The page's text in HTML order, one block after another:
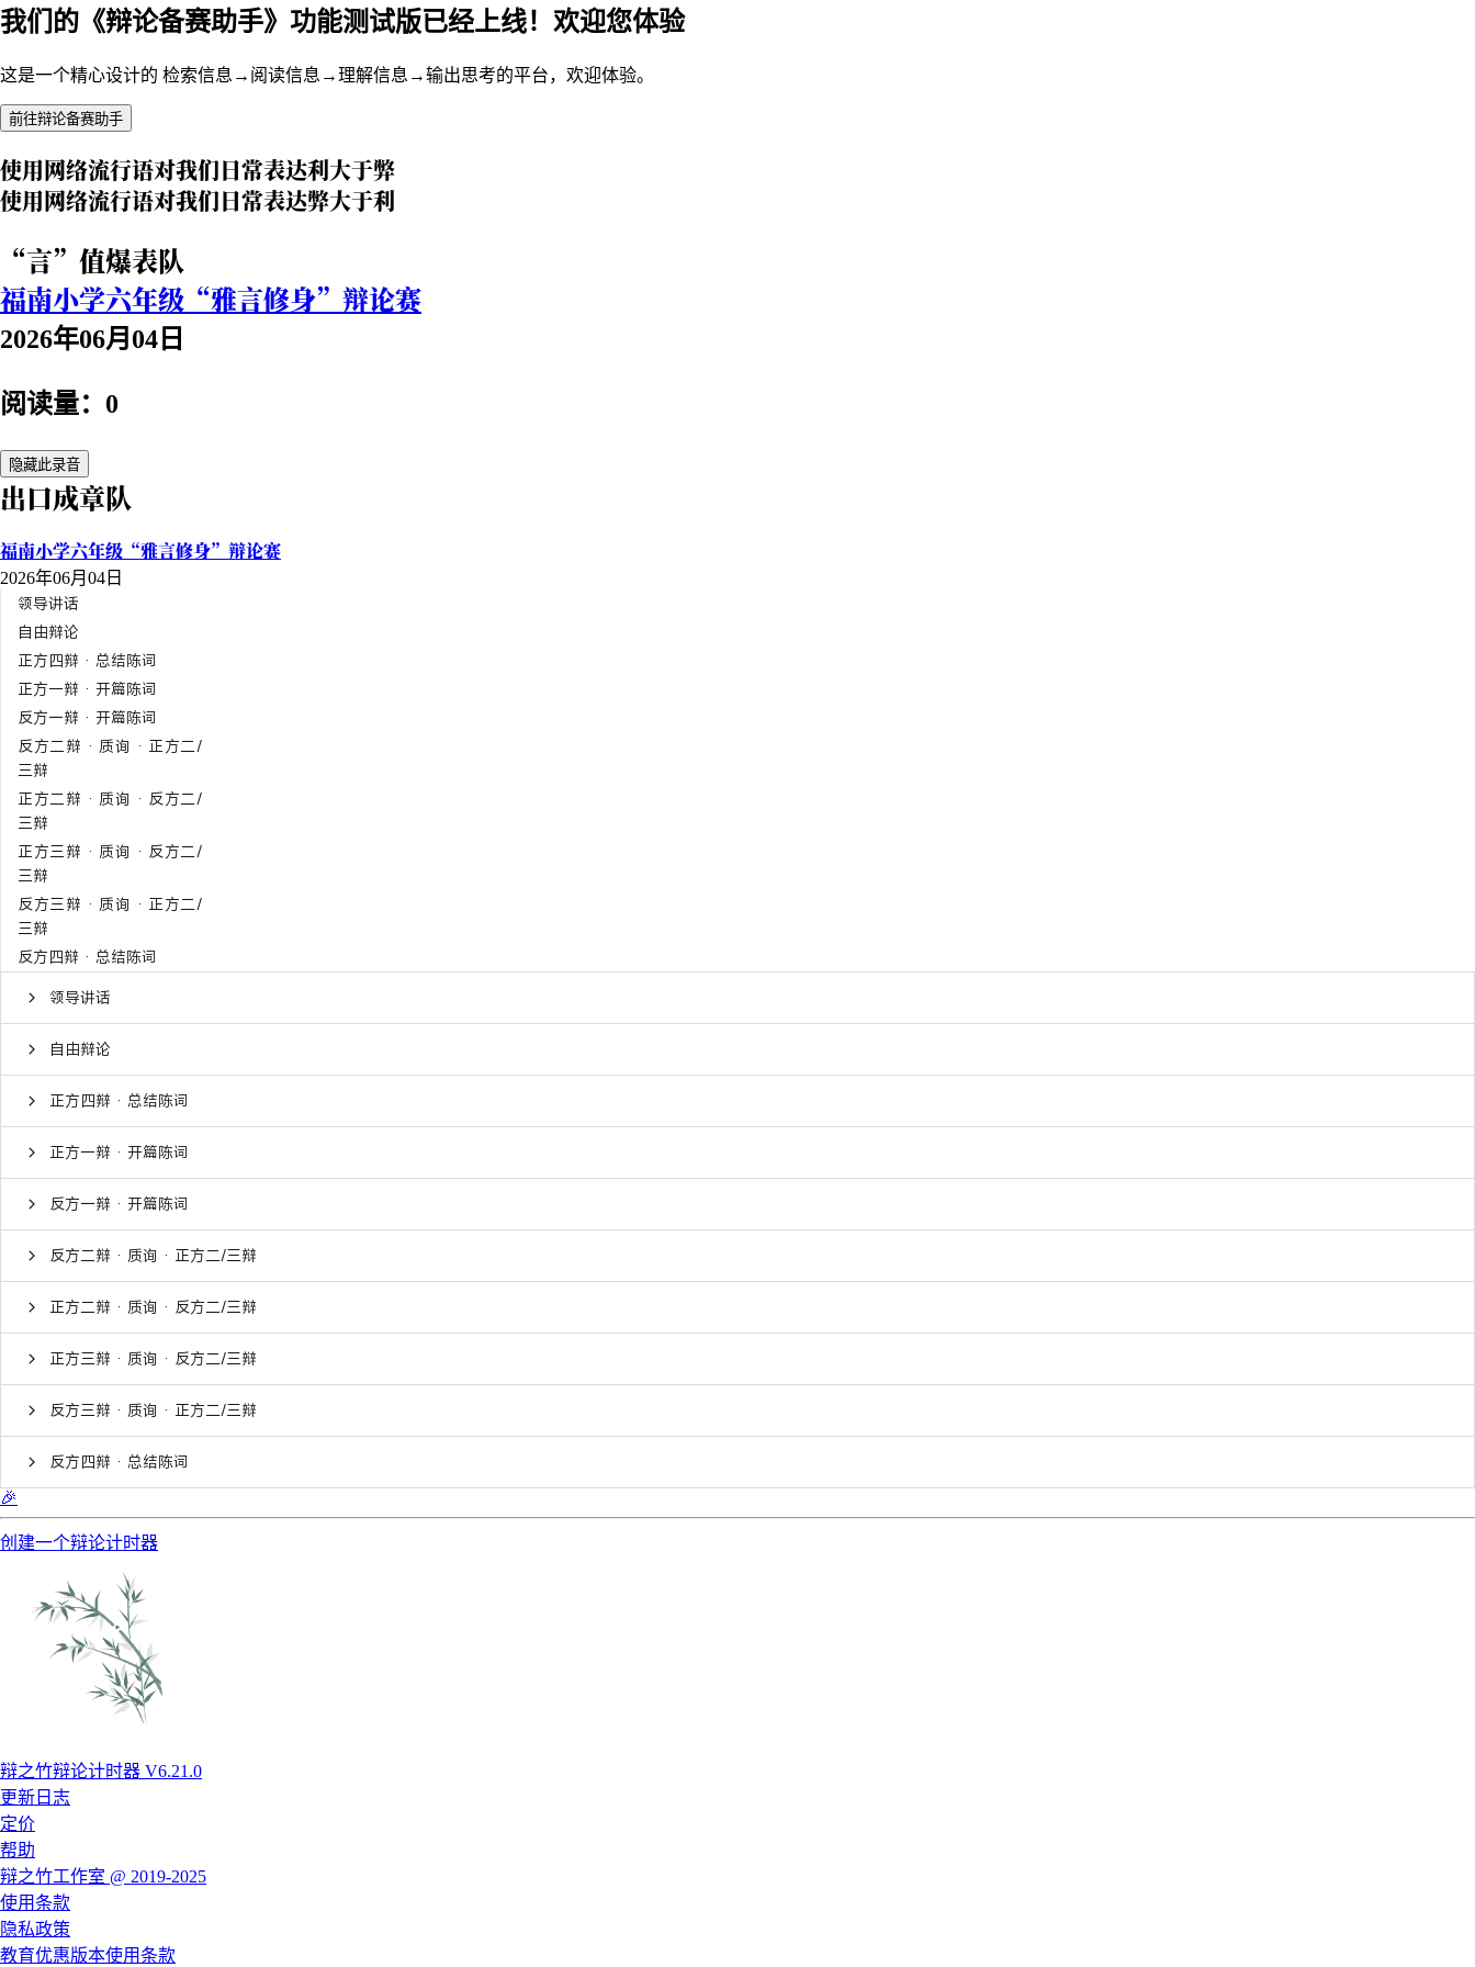
我们的《辩论备赛助手》功能测试版已经上线！欢迎您体验
这是一个精心设计的 检索信息→阅读信息→理解信息→输出思考的平台，欢迎体验。
前往辩论备赛助手
使用网络流行语对我们日常表达利大于弊
使用网络流行语对我们日常表达弊大于利
“言”值爆表队
福南小学六年级“雅言修身”辩论赛
2026年06月04日
阅读量：0
隐藏此录音
出口成章队
福南小学六年级“雅言修身”辩论赛
2026年06月04日
领导讲话
自由辩论
正方四辩 · 总结陈词
正方一辩 · 开篇陈词
反方一辩 · 开篇陈词
反方二辩 · 质询 · 正方二/
三辩
正方二辩 · 质询 · 反方二/
三辩
正方三辩 · 质询 · 反方二/
三辩
反方三辩 · 质询 · 正方二/
三辩
反方四辩 · 总结陈词
领导讲话
自由辩论
正方四辩 · 总结陈词
正方一辩 · 开篇陈词
反方一辩 · 开篇陈词
反方二辩 · 质询 · 正方二/三辩
正方二辩 · 质询 · 反方二/三辩
正方三辩 · 质询 · 反方二/三辩
反方三辩 · 质询 · 正方二/三辩
反方四辩 · 总结陈词
🎉
创建一个辩论计时器
辩之竹辩论计时器 V6.21.0
更新日志
定价
帮助
辩之竹工作室 @ 2019-2025
使用条款
隐私政策
教育优惠版本使用条款